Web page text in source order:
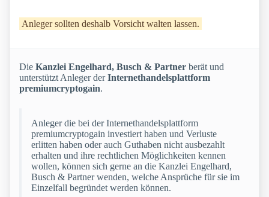
Anleger sollten deshalb Vorsicht walten lassen.
Die Kanzlei Engelhard, Busch & Partner berät und
unterstützt Anleger derInternethandelsplattform
premiumcryptogain.
Anleger die bei der Internethandelsplattform
premiumcryptogain investiert haben und Verluste
erlitten haben oder auch Guthaben nicht ausbezahlt
erhalten und ihre rechtlichen Möglichkeiten kennen
wollen, können sich gerne an die Kanzlei Engelhard,
Busch & Partner wenden, welche Ansprüche für sie im
Einzelfall begründet werden können.